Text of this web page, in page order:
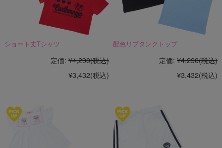
ショート丈Tシャツ
定価: ¥4,290(税込)
¥3,432(税込)
配色リブタンクトップ
定価: ¥4,290(税込)
¥3,432(税込)